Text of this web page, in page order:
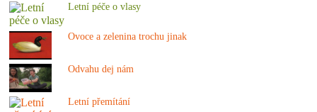
Letní péče o vlasy
Ovoce a zelenina trochu jinak
Odvahu dej nám
Letní přemítání